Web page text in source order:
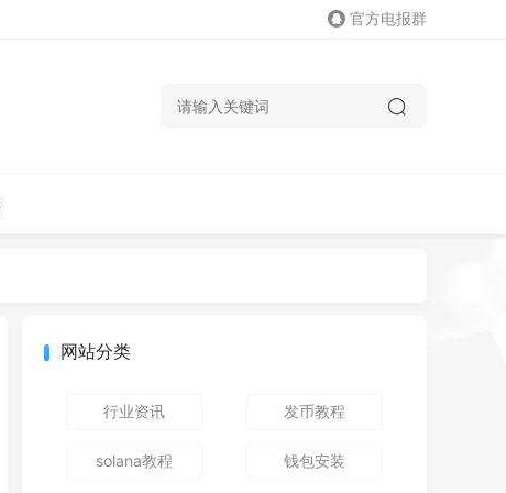
官方电报群
网站分类
行业资讯 发币教程
solana教程 钱包安装